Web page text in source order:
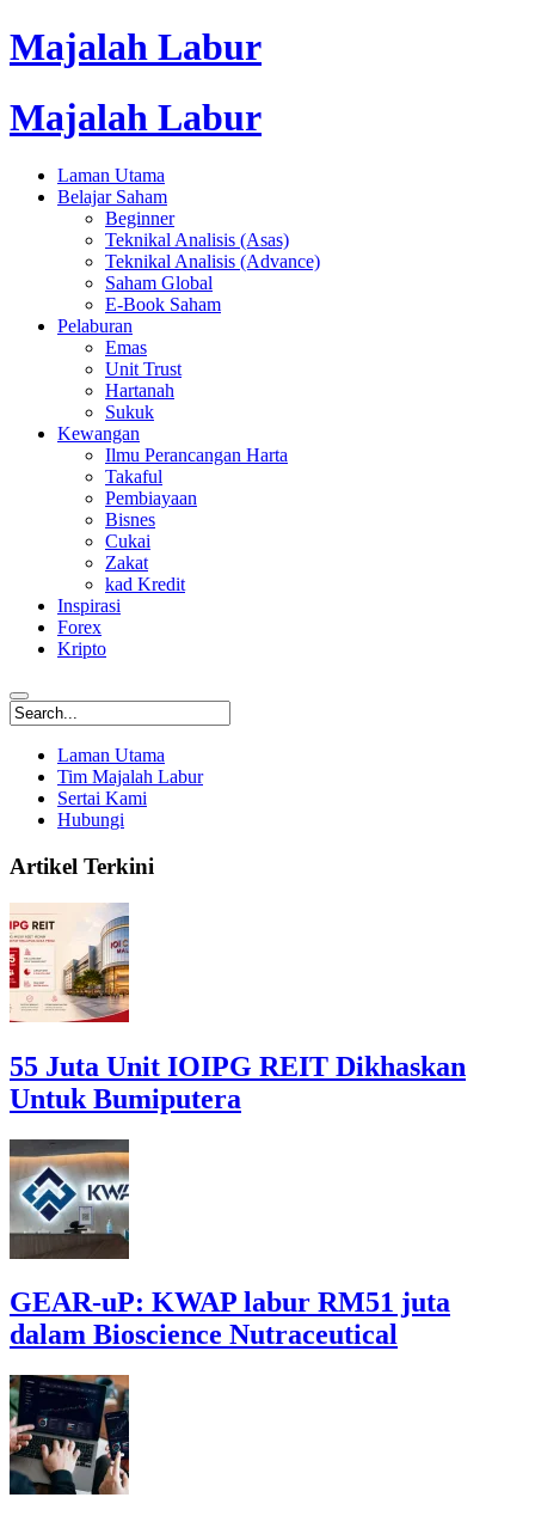
Majalah Labur
Majalah Labur
Laman Utama
Belajar Saham
Beginner
Teknikal Analisis (Asas)
Teknikal Analisis (Advance)
Saham Global
E-Book Saham
Pelaburan
Emas
Unit Trust
Hartanah
Sukuk
Kewangan
Ilmu Perancangan Harta
Takaful
Pembiayaan
Bisnes
Cukai
Zakat
kad Kredit
Inspirasi
Forex
Kripto
Laman Utama
Tim Majalah Labur
Sertai Kami
Hubungi
Artikel Terkini
55 Juta Unit IOIPG REIT Dikhaskan
Untuk Bumiputera
GEAR-uP: KWAP labur RM51 juta
dalam Bioscience Nutraceutical